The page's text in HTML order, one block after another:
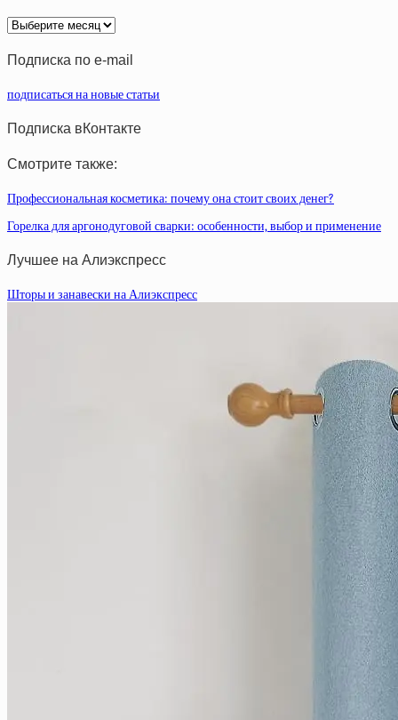
Архив
статей
Подписка по e-mail
подписаться на новые статьи
Подписка вКонтакте
Смотрите также:
Профессиональная косметика: почему она стоит своих денег?
Горелка для аргонодуговой сварки: особенности, выбор и применение
Лучшее на Алиэкспресс
Шторы и занавески на Алиэкспресс